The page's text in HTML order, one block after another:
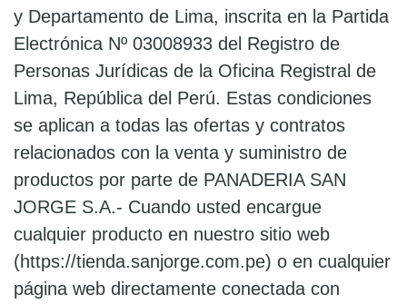
y Departamento de Lima, inscrita en la Partida
Electrónica Nº 03008933 del Registro de
Personas Jurídicas de la Oficina Registral de
Lima, República del Perú. Estas condiciones
se aplican a todas las ofertas y contratos
relacionados con la venta y suministro de
productos por parte de PANADERIA SAN
JORGE S.A.- Cuando usted encargue
cualquier producto en nuestro sitio web
(https://tienda.sanjorge.com.pe) o en cualquier
página web directamente conectada con